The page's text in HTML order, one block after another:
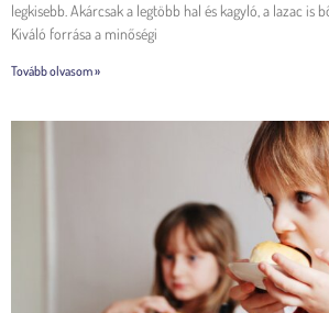
legkisebb. Akárcsak a legtöbb hal és kagyló, a lazac is
Kiváló forrása a minőségi
Tovább olvasom »